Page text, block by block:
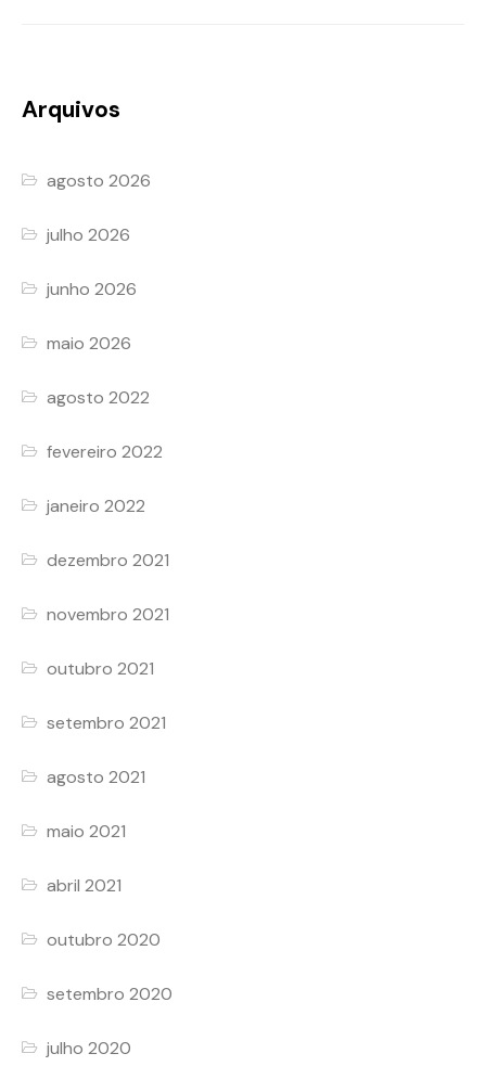
Arquivos
agosto 2026
julho 2026
junho 2026
maio 2026
agosto 2022
fevereiro 2022
janeiro 2022
dezembro 2021
novembro 2021
outubro 2021
setembro 2021
agosto 2021
maio 2021
abril 2021
outubro 2020
setembro 2020
julho 2020